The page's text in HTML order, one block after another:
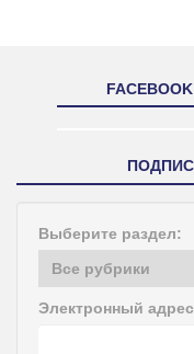
FACEBOOK
Выберите раздел:
Электронный